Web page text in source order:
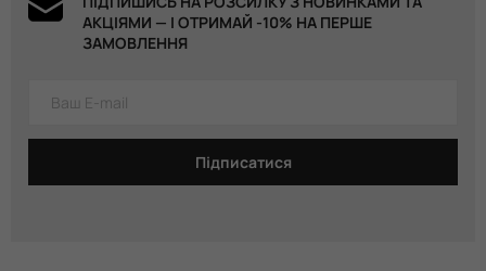
Боді Graffiti, Grey 419 грн
Боді BOAT NECK, Black 449 грн
АКЦІЯМИ — І ОТРИМАЙ -10% НА ПЕРШЕ
ЗАМОВЛЕННЯ
Підписатися